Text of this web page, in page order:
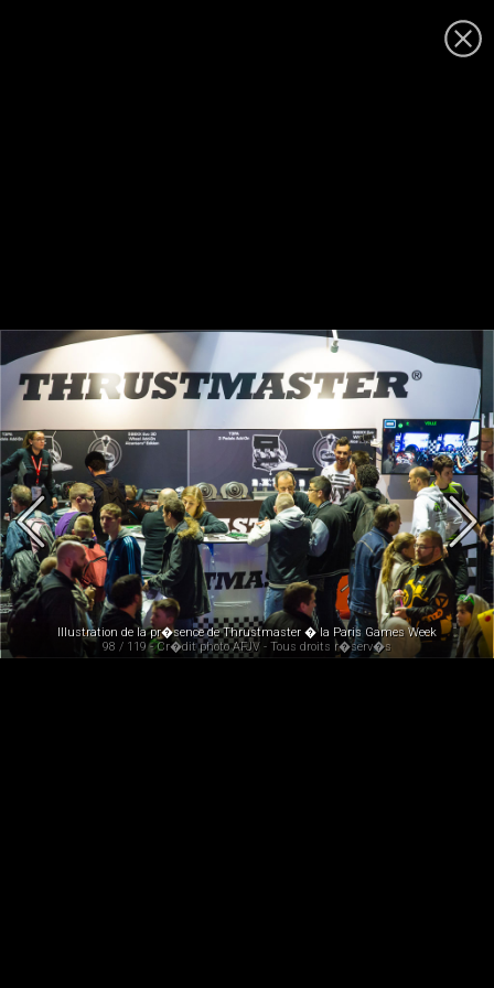
Illustration de la pr�sence de Thrustmaster � la Paris Games Week
98 / 119 - Cr�dit photo AFJV - Tous droits r�serv�s